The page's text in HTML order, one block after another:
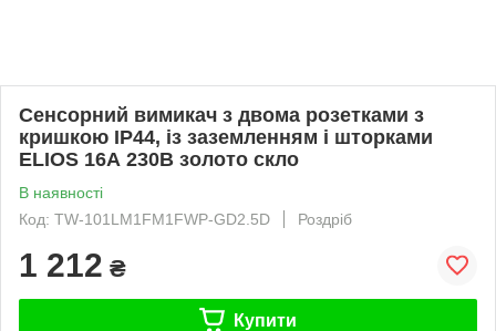
Сенсорний вимикач з двома розетками з
кришкою IP44, із заземленням і шторками
ELIOS 16А 230В золото скло
В наявності
Код: TW-101LM1FM1FWP-GD2.5D
Роздріб
1 212 ₴
Купити